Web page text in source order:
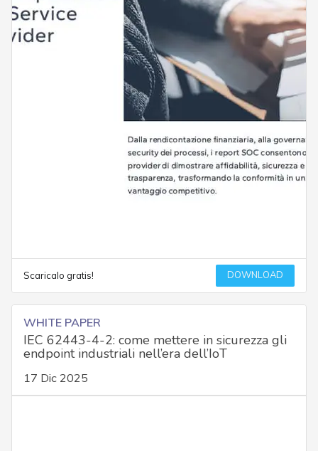
Scaricalo gratis! DOWNLOAD
WHITE PAPER
IEC 62443-4-2: come mettere in sicurezza gli
endpoint industriali nell’era dell’IoT
17 Dic 2025